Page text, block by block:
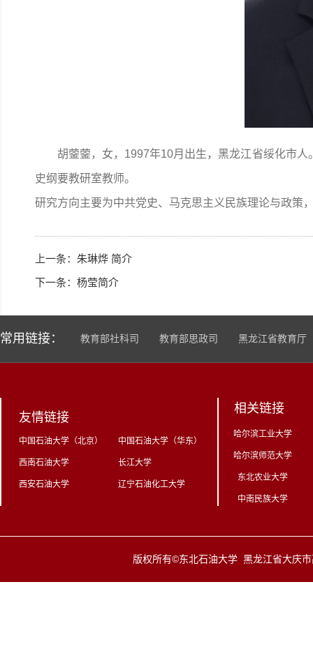
胡蓥蓥，女，1997年10月出生，黑龙江省绥化市
史纲要教研室教师。
研究方向主要为中共党史、马克思主义民族理论与政策
上一条： 朱琳烨 简介
下一条： 杨莹简介
常用链接： 教育部社科司 教育部思政司 黑龙江省教育厅
友情链接
中国石油大学（北京） 中国石油大学（华东）
西南石油大学 长江大学
西安石油大学 辽宁石油化工大学
相关链接
哈尔滨工业大学
哈尔滨师范大学
东北农业大学
中南民族大学
版权所有©东北石油大学 黑龙江省大庆